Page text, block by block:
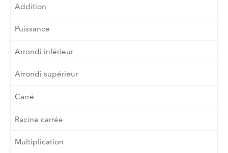
Addition
Puissance
Arrondi inférieur
Arrondi supérieur
Carré
Racine carrée
Multiplication